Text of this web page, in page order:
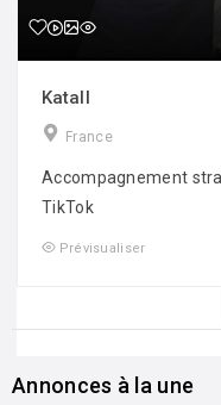
Katall
France
Accompagnement
TikTok
Prévisualiser
Annonces à la une